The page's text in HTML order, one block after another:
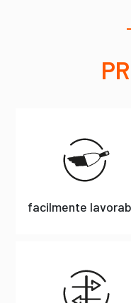
facilmente